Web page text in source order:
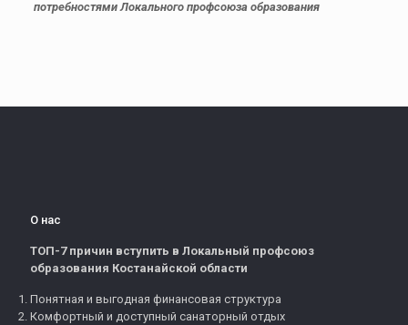
потребностями Локального профсоюза образования
О нас
ТОП-7 причин вступить в Локальный профсоюз
образования Костанайской области
Понятная и выгодная финансовая структура
Комфортный и доступный санаторный отдых